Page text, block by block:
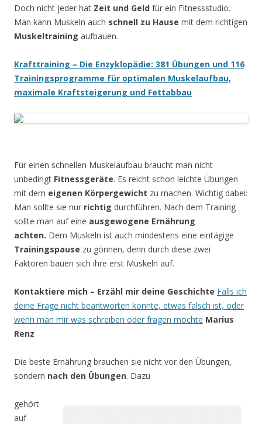
Doch nicht jeder hat Zeit und Geld für ein Fitnessstudio.
Man kann Muskeln auch schnell zu Hause mit dem richtigen
Muskeltraining aufbauen.
Krafttraining – Die Enzyklopädie: 381 Übungen und 116
Trainingsprogramme für optimalen Muskelaufbau,
maximale Kraftsteigerung und Fettabbau
Für einen schnellen Muskelaufbau braucht man nicht
unbedingt Fitnessgeräte. Es reicht schon leichte Übungen
mit dem eigenen Körpergewicht zu machen. Wichtig dabei:
Man sollte sie nur richtig durchführen. Nach dem Training
sollte man auf eine ausgewogene Ernährung
achten. Dem Muskeln ist auch mindestens eine eintägige
Trainingspause zu gönnen, denn durch diese zwei
Faktoren bauen sich ihre erst Muskeln auf.
Kontaktiere mich – Erzähl mir deine Geschichte Falls ich
deine Frage nicht beantworten konnte, etwas falsch ist, oder
wenn man mir was schreiben oder fragen möchte Marius
Renz
Die beste Ernährung brauchen sie nicht vor den Übungen,
sondern nach den Übungen. Dazu
gehört
auf